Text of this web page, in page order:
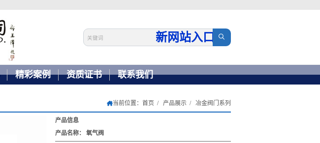
新网站入口 →
精彩案例 资质证书 联系我们
当前位置： 首页 产品展示 冶金阀门系列
产品信息
产品名称：
氧气阀